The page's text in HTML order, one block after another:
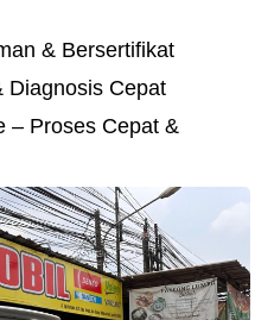
& Bersertifikat
Diagnosis Cepat
– Proses Cepat &